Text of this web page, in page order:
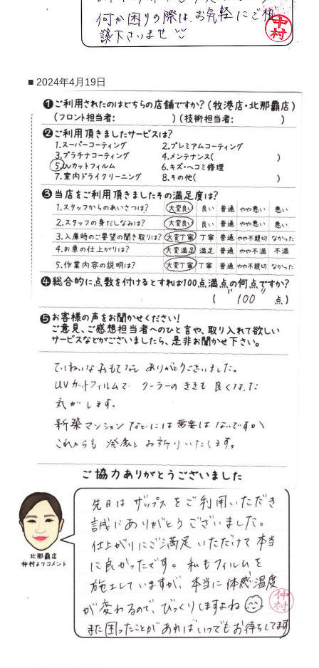
■ 2024年4月19日